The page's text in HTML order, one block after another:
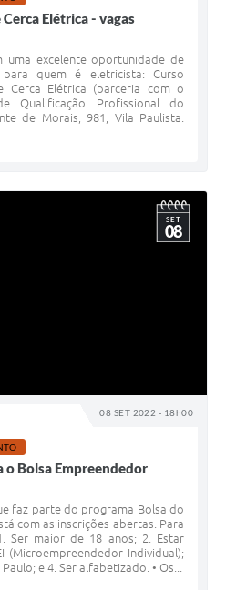
Elétrica - vagas
excelente oportunidade de
quem é eletricista: Curso
Cerca Elétrica (parceria com o
Qualificação Profissional do
de Morais, 981, Vila Paulista.
08 SET 2022 - 18h00
SET
08
o Bolsa Empreendedor
faz parte do programa Bolsa do
com as inscrições abertas. Para
Ser maior de 18 anos; 2. Estar
(Microempreendedor Individual);
e 4. Ser alfabetizado. • Os...